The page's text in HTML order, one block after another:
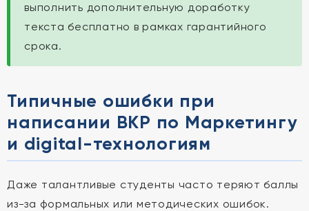
выполнить дополнительную доработку
текста бесплатно в рамках гарантийного
срока.
Типичные ошибки при
написании ВКР по Маркетингу
и digital-технологиям
Даже талантливые студенты часто теряют баллы
из-за формальных или методических ошибок.